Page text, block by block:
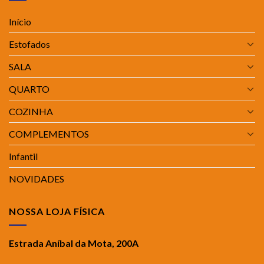
Início
Estofados
SALA
QUARTO
COZINHA
COMPLEMENTOS
Infantil
NOVIDADES
NOSSA LOJA FÍSICA
Estrada Aníbal da Mota, 200A